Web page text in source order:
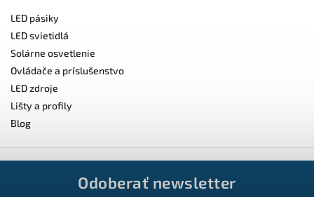
LED pásiky
LED svietidlá
Solárne osvetlenie
Ovládače a príslušenstvo
LED zdroje
Lišty a profily
Blog
Odoberať newsletter